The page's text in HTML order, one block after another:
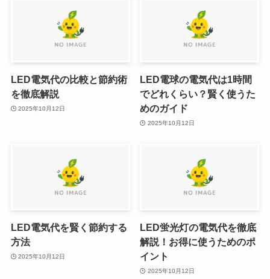
LED電気代の比較と節約術
を徹底解説
2025年10月12日
LED電球の電気代は1時間
でどれくらい？賢く使うた
めのガイド
2025年10月12日
LED電気代を賢く節約する
方法
2025年10月12日
LED蛍光灯の電気代を徹底
解説！お得に使うためのポ
イント
2025年10月12日